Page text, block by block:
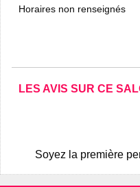
Horaires non renseignés
LES AVIS SUR CE
Soyez la première